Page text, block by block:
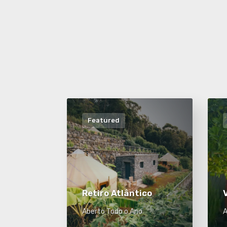
Featured
Retiro Atlântico
Aberto Todo o Ano